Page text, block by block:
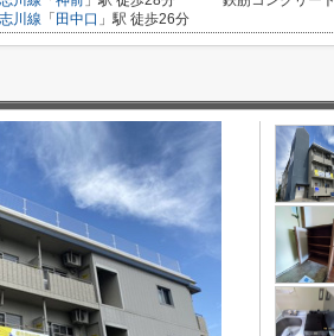
川線 「 田中口 」駅 徒歩26分